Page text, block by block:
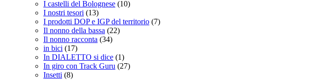
I castelli del Bolognese (10)
I nostri tesori (13)
I prodotti DOP e IGP del territorio (7)
Il nonno della bassa (22)
Il nonno racconta (34)
in bici (17)
In DIALETTO si dice (1)
In giro con Track Guru (27)
Insetti (8)